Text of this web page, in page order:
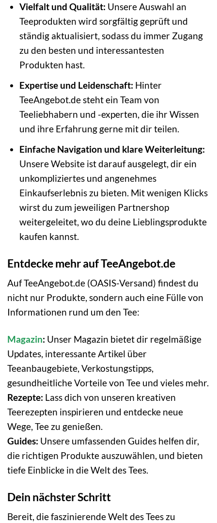
Vielfalt und Qualität: Unsere Auswahl an
Teeprodukten wird sorgfältig geprüft und
ständig aktualisiert, sodass du immer Zugang
zu den besten und interessantesten
Produkten hast.
Expertise und Leidenschaft: Hinter
TeeAngebot.de steht ein Team von
Teeliebhabern und -experten, die ihr Wissen
und ihre Erfahrung gerne mit dir teilen.
Einfache Navigation und klare Weiterleitung:
Unsere Website ist darauf ausgelegt, dir ein
unkompliziertes und angenehmes
Einkaufserlebnis zu bieten. Mit wenigen Klicks
wirst du zum jeweiligen Partnershop
weitergeleitet, wo du deine Lieblingsprodukte
kaufen kannst.
Entdecke mehr auf TeeAngebot.de
Auf TeeAngebot.de (OASIS-Versand) findest du
nicht nur Produkte, sondern auch eine Fülle von
Informationen rund um den Tee:
Magazin: Unser Magazin bietet dir regelmäßige
Updates, interessante Artikel über
Teeanbaugebiete, Verkostungstipps,
gesundheitliche Vorteile von Tee und vieles mehr.
Rezepte: Lass dich von unseren kreativen
Teerezepten inspirieren und entdecke neue
Wege, Tee zu genießen.
Guides: Unsere umfassenden Guides helfen dir,
die richtigen Produkte auszuwählen, und bieten
tiefe Einblicke in die Welt des Tees.
Dein nächster Schritt
Bereit, die faszinierende Welt des Tees zu